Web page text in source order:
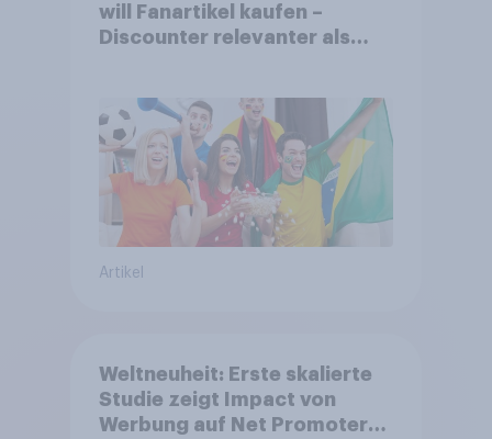
will Fanartikel kaufen –
Discounter relevanter als
Artikel
Weltneuheit: Erste skalierte
Studie zeigt Impact von
Werbung auf Net Promoter